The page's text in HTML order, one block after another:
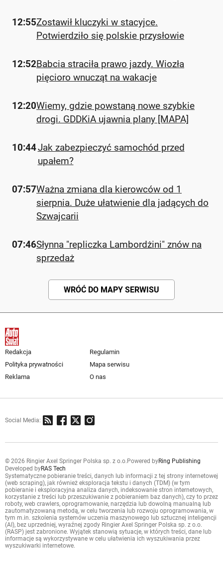
12:55Zostawił kluczyki w stacyjce.
Potwierdziło się polskie przysłowie
12:52Babcia straciła prawo jazdy. Wiozła
pięcioro wnucząt na wakacje
12:20Wiemy, gdzie powstaną nowe szybkie
drogi. GDDKiA ujawnia plany [MAPA]
10:44Jak zabezpieczyć samochód przed
upałem?
07:57Ważna zmiana dla kierowców od 1
sierpnia. Duże ułatwienie dla jadących do
Szwajcarii
07:46Słynna "repliczka Lambordżini" znów na
sprzedaż
WRÓĆ DO MAPY SERWISU
Redakcja
Regulamin
Polityka prywatności
Mapa serwisu
Reklama
O nas
Social Media:
© 2026 Ringier Axel Springer Polska sp. z o.o. Powered byRing Publishing
Developed byRAS Tech
Systematyczne pobieranie treści, danych lub informacji z tej strony internetowej
(web scraping), jak również eksploracja tekstu i danych (TDM) (w tym
pobieranie i eksploracyjna analiza danych, indeksowanie stron internetowych,
korzystanie z treści lub przeszukiwanie z pobieraniem baz danych), czy to przez
roboty, web crawlers, oprogramowanie, narzędzia lub dowolną manualną lub
zautomatyzowaną metodą, w celu tworzenia lub rozwoju oprogramowania, w
tym m.in. szkolenia systemów uczenia maszynowego lub sztucznej inteligencji
(AI), bez uprzedniej, wyraźnej zgody Ringier Axel Springer Polska sp. z o.o.
(RASP) jest zabronione. Wyjątek stanowią sytuacje, w których treści, dane lub
informacje są wykorzystywane w celu ułatwienia ich wyszukiwania przez
wyszukiwarki internetowe.